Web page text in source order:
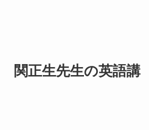
関正生先生の英語講